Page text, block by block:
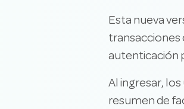
Esta nueva
transacciones
autenticación
Al ingresar,
resumen de